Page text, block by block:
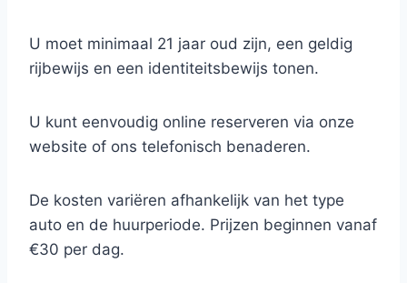
U moet minimaal 21 jaar oud zijn, een geldig
rijbewijs en een identiteitsbewijs tonen.
U kunt eenvoudig online reserveren via onze
website of ons telefonisch benaderen.
De kosten variëren afhankelijk van het type
auto en de huurperiode. Prijzen beginnen vanaf
€30 per dag.